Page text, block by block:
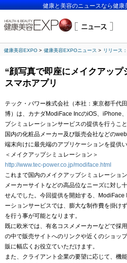
健康と美容のニュースなら健康
健康美容EXPO 健康美容EXPOニュース リリース
“顔写真で即座にメイクアップ
スマホアプリ
テック・パワー株式会社（本社：東京都千代
博）は、カナダModiFace IncのiOS、iPhone
プシミュレーションサービスの提供を行うこと
国内の化粧品メーカー及び販売会社などの
端末向けに最先端のアプリケーションを提供い
＜メイクアップシミュレーション＞
http://www.tec-power.co.jp/modiface.html
これまで国内のメイクアップシミュレーショ
メーカーサイトなどの高品位なニーズに対し
せんでした。今回提供を開始する、ModiFace
ーションサービスでは、膨大な制作費を掛け
を行う事が可能となります。
既に欧米では、有名コスメメーカーなどで採
の中で販売サイトへのリンクや近くのショッ
販に幅広くお役立ていただけます。
また、クライアント企業の要望に応じて、機